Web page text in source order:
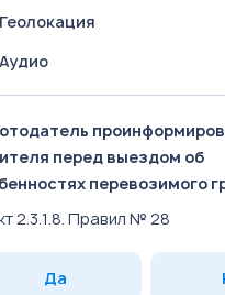
Геолокация
Аудио
перед выездом об
перевозимого
2.3.1.8. Правил № 28
Да